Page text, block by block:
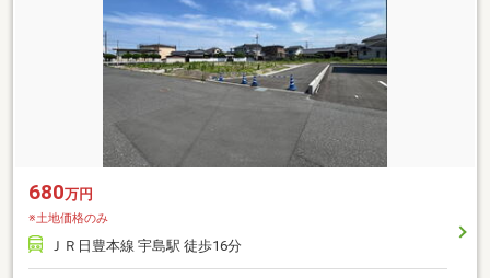
680万円
※土地価格のみ
ＪＲ日豊本線 宇島駅 徒歩16分